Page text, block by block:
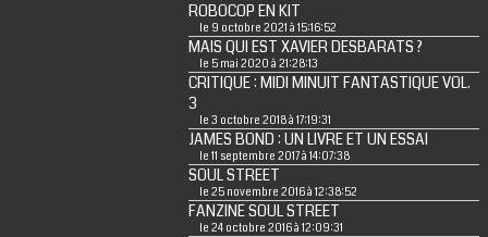
ROBOCOP EN KIT
le 9 octobre 2021 à 15:16:52
MAIS QUI EST XAVIER DESBARATS ?
le 5 mai 2020 à 21:28:13
CRITIQUE : MIDI MINUIT FANTASTIQUE VOL.
3
le 3 octobre 2018 à 17:19:31
JAMES BOND : UN LIVRE ET UN ESSAI
le 11 septembre 2017 à 14:07:38
SOUL STREET
le 25 novembre 2016 à 12:38:52
FANZINE SOUL STREET
le 24 octobre 2016 à 12:09:31